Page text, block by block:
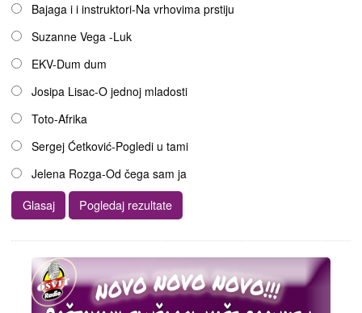
Bajaga i i instruktori-Na vrhovima prstiju
Suzanne Vega -Luk
EKV-Dum dum
Josipa Lisac-O jednoj mladosti
Toto-Afrika
Sergej Ćetković-Pogledi u tami
Jelena Rozga-Od čega sam ja